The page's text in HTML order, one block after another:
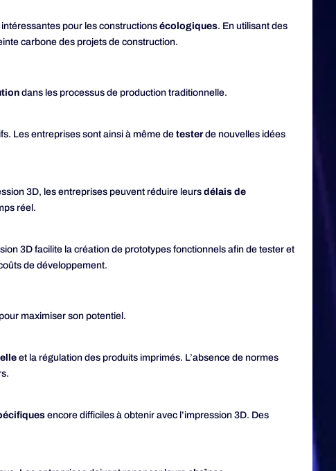
intéressantes pour les constructionsécologiques. En utilisant des
carbone des projets de construction.
dans les processus de production traditionnelle.
Les entreprises sont ainsi à même detesterde nouvelles idées
3D, les entreprises peuvent réduire leursdélais de
réel.
3D facilite la création de prototypes fonctionnels afin de tester et
de développement.
maximiser son potentiel.
et la régulation des produits imprimés. L’absence de normes
encore difficiles à obtenir avec l’impression 3D. Des